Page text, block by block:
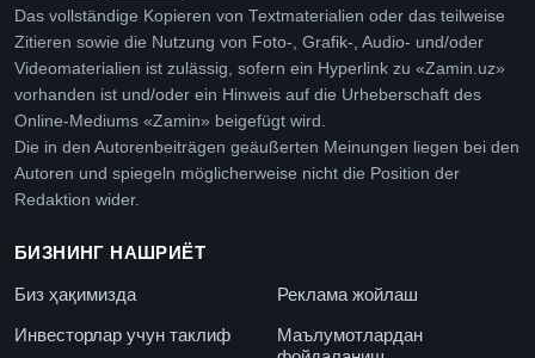
Das vollständige Kopieren von Textmaterialien oder das teilweise
Zitieren sowie die Nutzung von Foto-, Grafik-, Audio- und/oder
Videomaterialien ist zulässig, sofern ein Hyperlink zu «Zamin.uz»
vorhanden ist und/oder ein Hinweis auf die Urheberschaft des
Online-Mediums «Zamin» beigefügt wird.
Die in den Autorenbeiträgen geäußerten Meinungen liegen bei den
Autoren und spiegeln möglicherweise nicht die Position der
Redaktion wider.
БИЗНИНГ НАШРИЁТ
Биз ҳақимизда
Реклама жойлаш
Инвесторлар учун таклиф
Маълумотлардан